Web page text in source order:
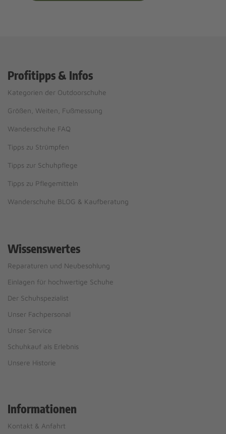
Profitipps & Infos
Kategorien der Outdoorschuhe
Größen, Weiten, Fußmessung
Wanderschuhe FAQ
Tipps zu Strümpfen
Tipps zur Schuhpflege
Tipps zu Pflegemitteln
Wanderschuhe BLOG & Kaufberatung
Wissenswertes
Reparaturen und Neubesohlung
Einlagen für hochwertige Schuhe
Der Schuhspezialist
Unser Fachpersonal
Unser Service
Schuhkauf als Erlebnis
Unsere Historie
Informationen
Kontakt & Anfahrt